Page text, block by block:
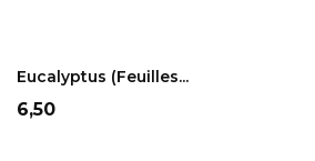
Eucalyptus (feuilles...
Prix
6,50